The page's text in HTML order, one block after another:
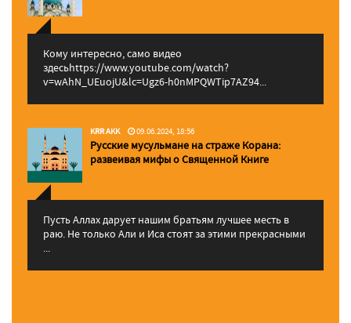
Кому интересно, само видео
здесьhttps://www.youtube.com/watch?
v=wAhN_UEuojU&lc=Ugz6-h0nMPQWTip7AZ94...
KRR AKK 09.06.2024, 18:56
Русские мусульмане на страже Корана:
pазвеивая мифы о Священной Книге
Пусть Аллах дарует нашим братьям лучшее месть в
раю. Не только Али и Иса стоят за этими прекрасными
...